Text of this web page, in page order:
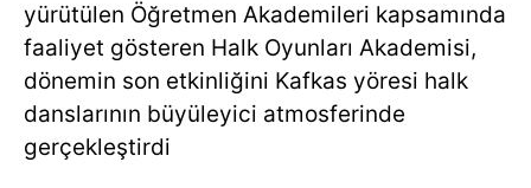
SPOR
MAGAZİN
yürütülen Öğretmen Akademileri kapsamında
faaliyet gösteren Halk Oyunları Akademisi,
dönemin son etkinliğini Kafkas yöresi halk
danslarının büyüleyici atmosferinde
gerçekleştirdi